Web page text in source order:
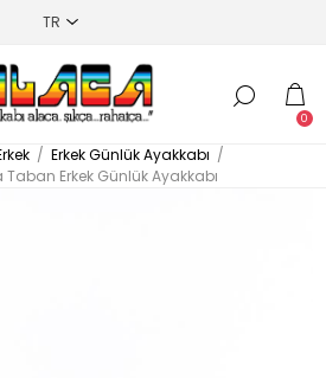
0
/ Erkek Günlük Ayakkabı /
Taban Erkek Günlük Ayakkabı